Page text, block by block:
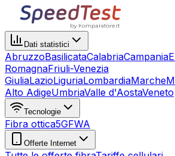
Dati statistici
AbruzzoBasilicataCalabriaCampania
RomagnaFriuli-Venezia
GiuliaLazioLiguriaLombardiaMarche
Alto AdigeUmbriaValle d'AostaVeneto
Tecnologie
Fibra ottica5GFWA
Offerte Internet